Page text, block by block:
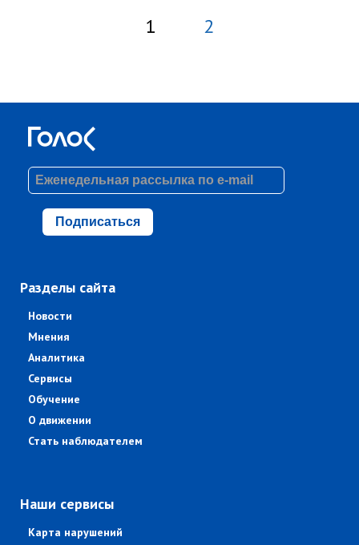
1 2
Подписаться
Разделы сайта
Новости
Мнения
Аналитика
Сервисы
Обучение
О движении
Стать наблюдателем
Наши сервисы
Карта нарушений